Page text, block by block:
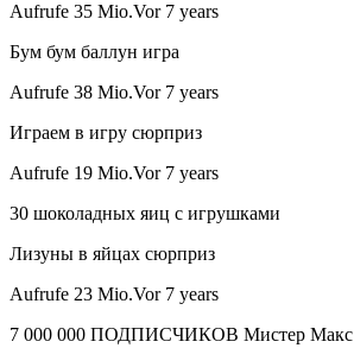
Aufrufe 35 Mio.Vor 7 years
Бум бум баллун игра
Aufrufe 38 Mio.Vor 7 years
Играем в игру сюрприз
Aufrufe 19 Mio.Vor 7 years
30 шоколадных яиц с игрушками
Лизуны в яйцах сюрприз
Aufrufe 23 Mio.Vor 7 years
7 000 000 ПОДПИСЧИКОВ Мистер Макс